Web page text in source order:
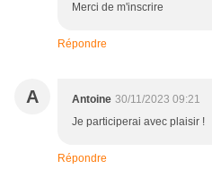
Merci de m'inscrire
Répondre
A Antoine 30/11/2023 09:21
Je participerai avec plaisir !
Répondre